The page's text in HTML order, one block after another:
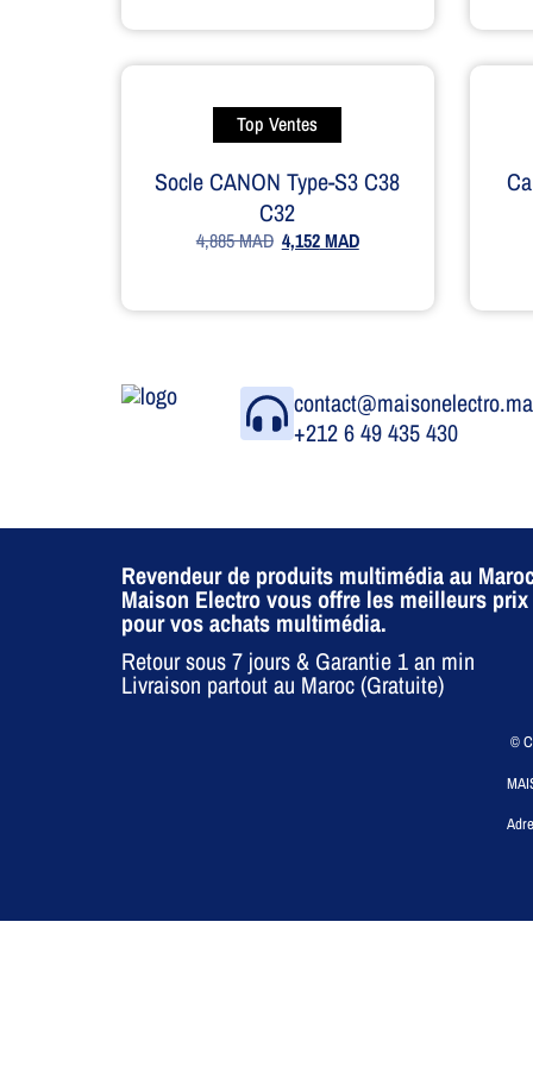
Top Ventes
Socle CANON Type-S3 C38
C32
4,885MAD 4,152MAD
contact@maisonelectro.ma
+212 6 49 435 430
Revendeur de produits multimédia au
Maison Electro vous offre les meilleurs prix
pour vos achats multimédia.
Retour sous 7 jours & Garantie 1 an min
Livraison partout au Maroc (Gratuite)
©